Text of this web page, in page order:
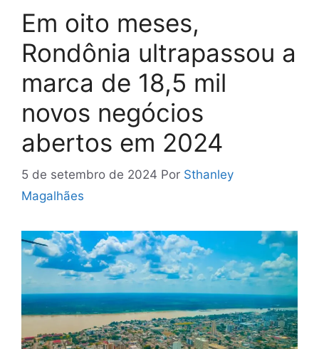
Em oito meses,
Rondônia ultrapassou a
marca de 18,5 mil
novos negócios
abertos em 2024
5 de setembro de 2024 Por Sthanley
Magalhães